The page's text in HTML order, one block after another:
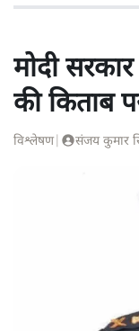
मोदी
की किताब
विश्लेषण| संजय कुमार